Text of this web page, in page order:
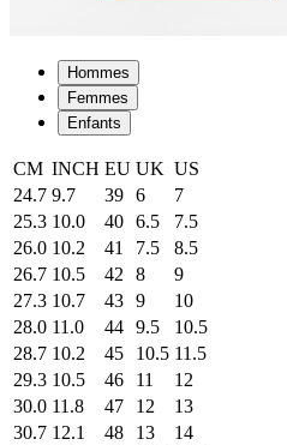
Hommes
Femmes
Enfants
CM INCH EU UK US
24.7 9.7 39 6
7
25.3 10.0 40 6.5
7.5
26.0 10.2 41 7.5
8.5
26.7 10.5 42 8
9
27.3 10.7 43 9
10
28.0 11.0 44 9.5
10.5
28.7 10.2 45 10.5 11.5
29.3 10.5 46 11
12
30.0 11.8 47 12
13
30.7 12.1 48 13
14